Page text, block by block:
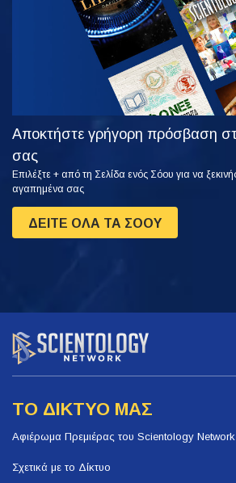
Αποκτήστε γρήγορη πρόσβαση
σας
Επιλέξτε + από τη Σελίδα ενός Σόου για να
αγαπημένα σας
ΔΕΙΤΕ ΟΛΑ ΤΑ ΣΟΟΥ
ΤΟ ΔΙΚΤΥΟ ΜΑΣ
Αφιέρωμα Πρεμιέρας του Scientology Network
Σχετικά με το Δίκτυο